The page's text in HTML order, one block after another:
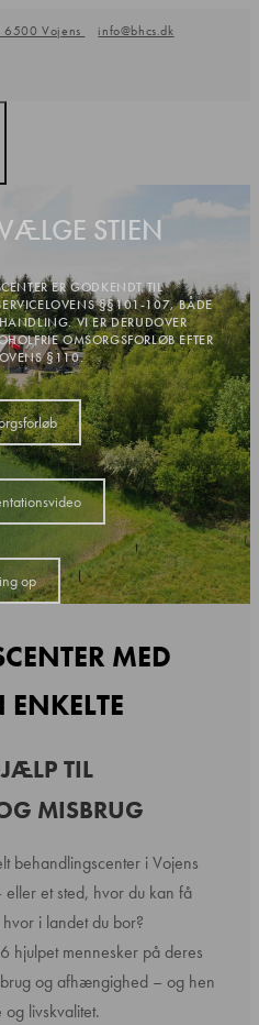
6500 Vojens info@bhcs.dk
STIEN
ER GODKENDT TIL
§§101-107, BÅDE
VI ER DERUDOVER
OMSORGSFORLØB EFTER
§110.
op
MED
TIL
MISBRUG
behandlingscenter i Vojens
et sted, hvor du kan få
i landet du bor?
hjulpet mennesker på deres
og afhængighed – og hen
livskvalitet.